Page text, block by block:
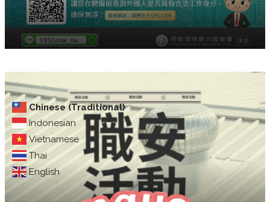
Chinese (Traditional)
Indonesian
Vietnamese
Thai
English